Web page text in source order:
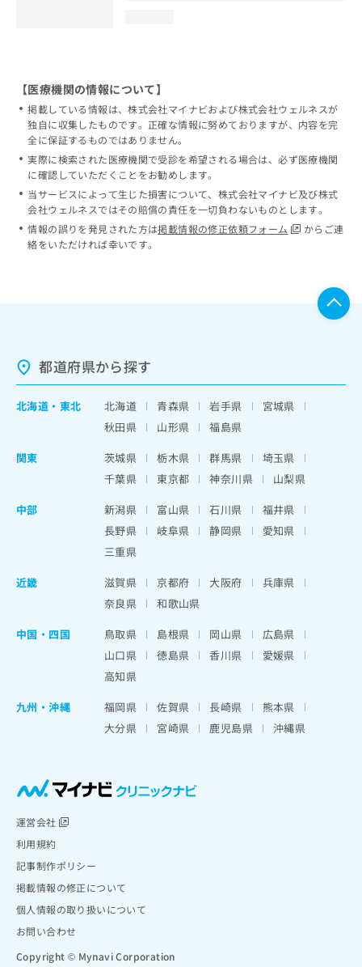
【医療機関の情報について】
掲載している情報は、株式会社マイナビおよび株式会社ウェルネスが
独自に収集したものです。正確な情報に努めておりますが、内容を完
全に保証するものではありません。
実際に検索された医療機関で受診を希望される場合は、必ず医療機関
に確認していただくことをお勧めします。
当サービスによって生じた損害について、株式会社マイナビ及び株式
会社ウェルネスではその賠償の責任を一切負わないものとします。
情報の誤りを発見された方は掲載情報の修正依頼フォーム
からご連
絡をいただければ幸いです。
都道府県から探す
北海道 ・ 東北 北海道 青森県 岩手県
宮城県
秋田県
山形県
福島県
関東
茨城県 栃木県 群馬県
埼玉県
千葉県
東京都 神奈川県
山梨県
中部
新潟県 富山県 石川県
福井県
長野県
岐阜県 静岡県
愛知県
三重県
近畿
滋賀県 京都府 大阪府
兵庫県
奈良県
和歌山県
中国・四国
鳥取県 島根県 岡山県
広島県
山口県
徳島県 香川県
愛媛県
高知県
九州・沖縄
福岡県 佐賀県 長崎県
熊本県
大分県
宮崎県 鹿児島県 沖縄県
運営会社
利用規約
記事制作ポリシー
掲載情報の修正について
個人情報の取り扱いについて
お問い合わせ
Copyright © Mynavi Corporation